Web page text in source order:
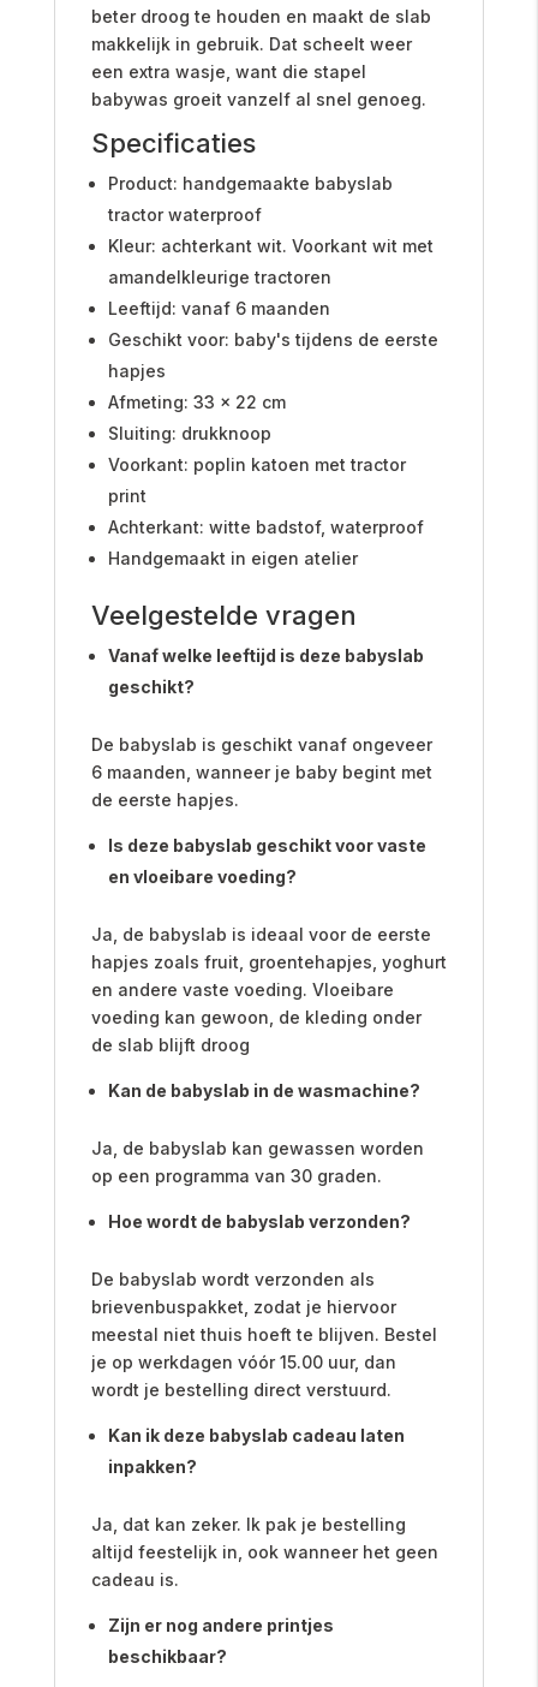
beter droog te houden en maakt de slab
makkelijk in gebruik. Dat scheelt weer
een extra wasje, want die stapel
babywas groeit vanzelf al snel genoeg.
Specificaties
Product: handgemaakte babyslab
tractor waterproof
Kleur: achterkant wit. Voorkant wit met
amandelkleurige tractoren
Leeftijd: vanaf 6 maanden
Geschikt voor: baby's tijdens de eerste
hapjes
Afmeting: 33 x 22 cm
Sluiting: drukknoop
Voorkant: poplin katoen met tractor
print
Achterkant: witte badstof, waterproof
Handgemaakt in eigen atelier
Veelgestelde vragen
Vanaf welke leeftijd is deze babyslab
geschikt?
De babyslab is geschikt vanaf ongeveer
6 maanden, wanneer je baby begint met
de eerste hapjes.
Is deze babyslab geschikt voor vaste
en vloeibare voeding?
Ja, de babyslab is ideaal voor de eerste
hapjes zoals fruit, groentehapjes, yoghurt
en andere vaste voeding. Vloeibare
voeding kan gewoon, de kleding onder
de slab blijft droog
Kan de babyslab in de wasmachine?
Ja, de babyslab kan gewassen worden
op een programma van 30 graden.
Hoe wordt de babyslab verzonden?
De babyslab wordt verzonden als
brievenbuspakket, zodat je hiervoor
meestal niet thuis hoeft te blijven. Bestel
je op werkdagen vóór 15.00 uur, dan
wordt je bestelling direct verstuurd.
Kan ik deze babyslab cadeau laten
inpakken?
Ja, dat kan zeker. Ik pak je bestelling
altijd feestelijk in, ook wanneer het geen
cadeau is.
Zijn er nog andere printjes
beschikbaar?